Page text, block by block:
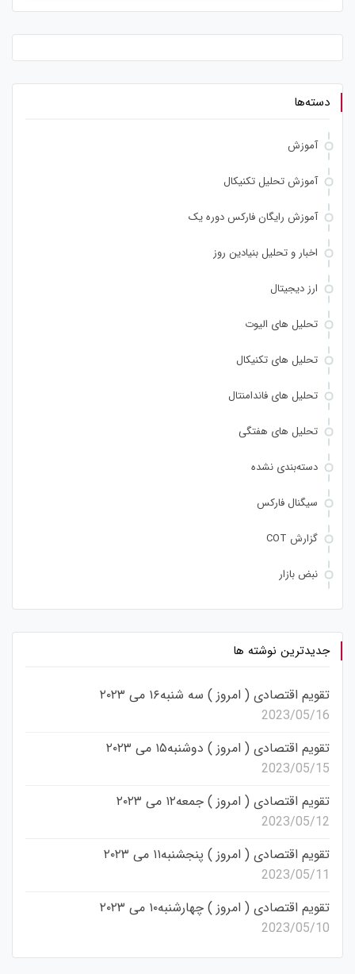
دسته‌ها
آموزش
آموزش تحلیل تکنیکال
آموزش رایگان فارکس دوره یک
اخبار و تحلیل بنیادین روز
ارز دیجیتال
تحلیل های الیوت
تحلیل های تکنیکال
تحلیل های فاندامنتال
تحلیل های هفتگی
دسته‌بندی نشده
سیگنال فارکس
گزارش COT
نبض بازار
جدیدترین نوشته ها
تقویم اقتصادی ( امروز ) سه شنبه۱۶ می ۲۰۲۳
2023/05/16
تقویم اقتصادی ( امروز ) دوشنبه۱۵ می ۲۰۲۳
2023/05/15
تقویم اقتصادی ( امروز ) جمعه۱۲ می ۲۰۲۳
2023/05/12
تقویم اقتصادی ( امروز ) پنجشنبه۱۱ می ۲۰۲۳
2023/05/11
تقویم اقتصادی ( امروز ) چهارشنبه۱۰ می ۲۰۲۳
2023/05/10